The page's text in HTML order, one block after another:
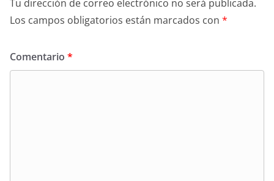
Tu dirección de correo electrónico no será publicada.
Los campos obligatorios están marcados con *
Comentario *